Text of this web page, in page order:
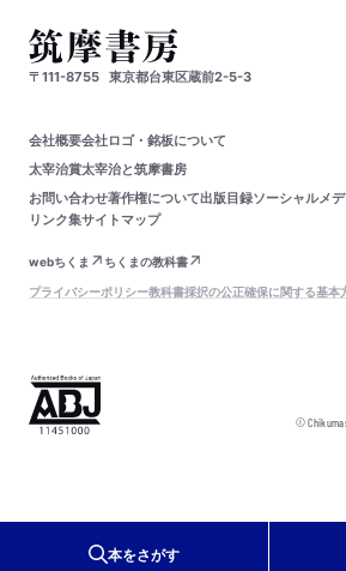
本をさがす
〒111-8755 東京都台東区蔵前2-5-3
会社概要会社ロゴ・銘板について
太宰治賞太宰治と筑摩書房
お問い合わせ著作権について出版目録ソーシャルメ
リンク集サイトマップ
webちくま
ちくまの教科書
プライバシーポリシー教科書採択の公正確保に関する基本
©